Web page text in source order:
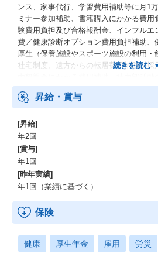
ンス、家事代行、学習費用補助等に月1
ミナー参加補助、書籍購入にかかる費
験費用負担及び合格報酬金、インフルエ
費／健康診断オプション費用負担補助、
厚生（保養施設やスポーツ施設の利用・
社宅制度、遠方からの転居費用補助（採
歓迎・社内交流ランチ費補助、リモート
0%）、副業：可（事前承認制）、服装：
昇給・賞与
[昇給]
年2回
[賞与]
年1回
[昨年実績]
年1回（業績に基づく）
保険
健康 厚生年金 雇用 労災